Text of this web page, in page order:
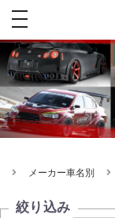
toggle
メーカー車名別
絞り込み